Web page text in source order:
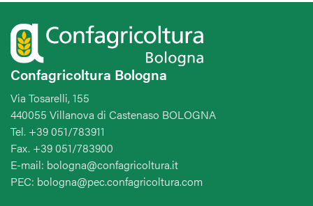
Confagricoltura Bologna
Via Tosarelli, 155
440055 Villanova di Castenaso BOLOGNA
Tel. +39 051/783911
Fax. +39 051/783900
E-mail: bologna@confagricoltura.it
PEC: bologna@pec.confagricoltura.com